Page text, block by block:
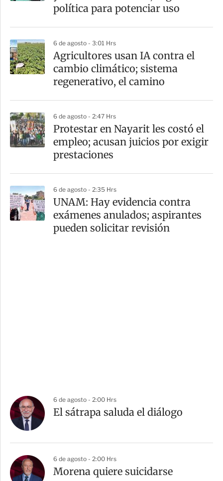
política para potenciar uso
6 de agosto - 3:01 Hrs
Agricultores usan IA contra el
cambio climático; sistema
regenerativo, el camino
6 de agosto - 2:47 Hrs
Protestar en Nayarit les costó el
empleo; acusan juicios por exigir
prestaciones
6 de agosto - 2:35 Hrs
UNAM: Hay evidencia contra
exámenes anulados; aspirantes
pueden solicitar revisión
6 de agosto - 2:00 Hrs
El sátrapa saluda el diálogo
6 de agosto - 2:00 Hrs
Morena quiere suicidarse